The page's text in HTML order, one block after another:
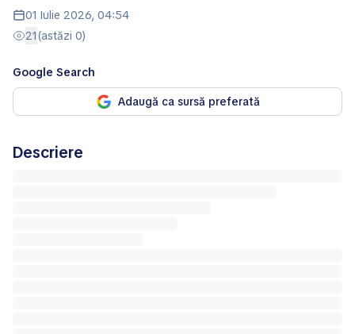
01 Iulie 2026, 04:54
21(astăzi 0)
Google Search
Adaugă ca sursă preferată
Descriere